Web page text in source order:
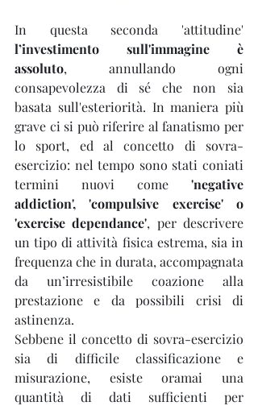
l’investimento sull'immagine è
assoluto, annullando ogni
consapevolezza di sé che non sia
basata sull'esteriorità. In maniera più
grave ci si può riferire al fanatismo per
lo sport, ed al concetto di sovra-
esercizio: nel tempo sono stati coniati
termini nuovi come 'negative
addiction', 'compulsive exercise' o
'exercise dependance', per descrivere
un tipo di attività fisica estrema, sia in
frequenza che in durata, accompagnata
da un’irresistibile coazione alla
prestazione e da possibili crisi di
astinenza.
Sebbene il concetto di sovra-esercizio
sia di difficile classificazione e
misurazione, esiste oramai una
quantità di dati sufficienti per